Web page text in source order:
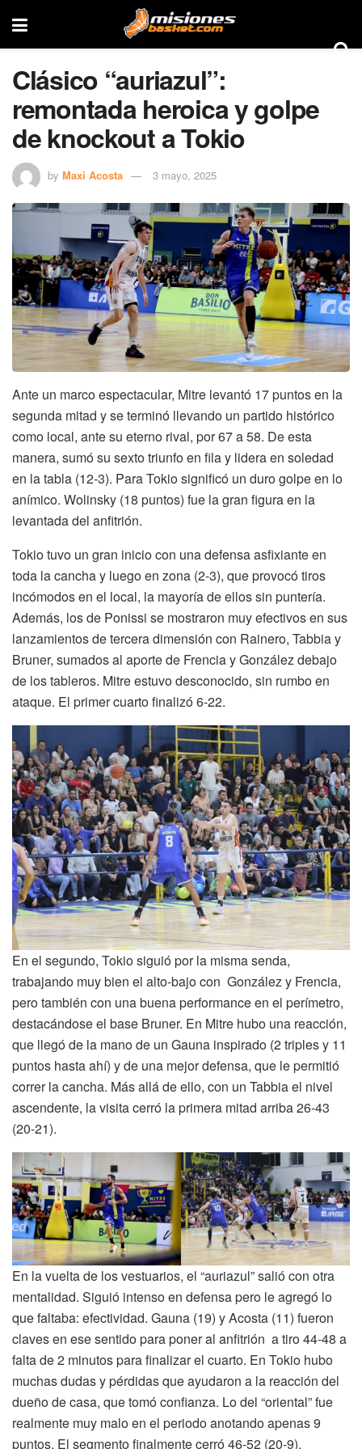
Clásico “auriazul”:
remontada heroica y golpe
de knockout a Tokio
by Maxi Acosta 3 mayo, 2025
Ante un marco espectacular, Mitre levantó 17 puntos en la
segunda mitad y se terminó llevando un partido histórico
como local, ante su eterno rival, por 67 a 58. De esta
manera, sumó su sexto triunfo en fila y lidera en soledad
en la tabla (12-3). Para Tokio significó un duro golpe en lo
anímico. Wolinsky (18 puntos) fue la gran figura en la
levantada del anfitrión.
Tokio tuvo un gran inicio con una defensa asfixiante en
toda la cancha y luego en zona (2-3), que provocó tiros
incómodos en el local, la mayoría de ellos sin puntería.
Además, los de Ponissi se mostraron muy efectivos en sus
lanzamientos de tercera dimensión con Rainero, Tabbia y
Bruner, sumados al aporte de Frencia y González debajo
de los tableros. Mitre estuvo desconocido, sin rumbo en
ataque. El primer cuarto finalizó 6-22.
En el segundo, Tokio siguió por la misma senda,
trabajando muy bien el alto-bajo con González y Frencia,
pero también con una buena performance en el perímetro,
destacándose el base Bruner. En Mitre hubo una reacción,
que llegó de la mano de un Gauna inspirado (2 triples y 11
puntos hasta ahí) y de una mejor defensa, que le permitió
correr la cancha. Más allá de ello, con un Tabbia el nivel
ascendente, la visita cerró la primera mitad arriba 26-43
(20-21).
En la vuelta de los vestuarios, el “auriazul” salió con otra
mentalidad. Siguió intenso en defensa pero le agregó lo
que faltaba: efectividad. Gauna (19) y Acosta (11) fueron
claves en ese sentido para poner al anfitrión a tiro 44-48 a
falta de 2 minutos para finalizar el cuarto. En Tokio hubo
muchas dudas y pérdidas que ayudaron a la reacción del
dueño de casa, que tomó confianza. Lo del “oriental” fue
realmente muy malo en el periodo anotando apenas 9
puntos. El segmento finalmente cerró 46-52 (20-9).